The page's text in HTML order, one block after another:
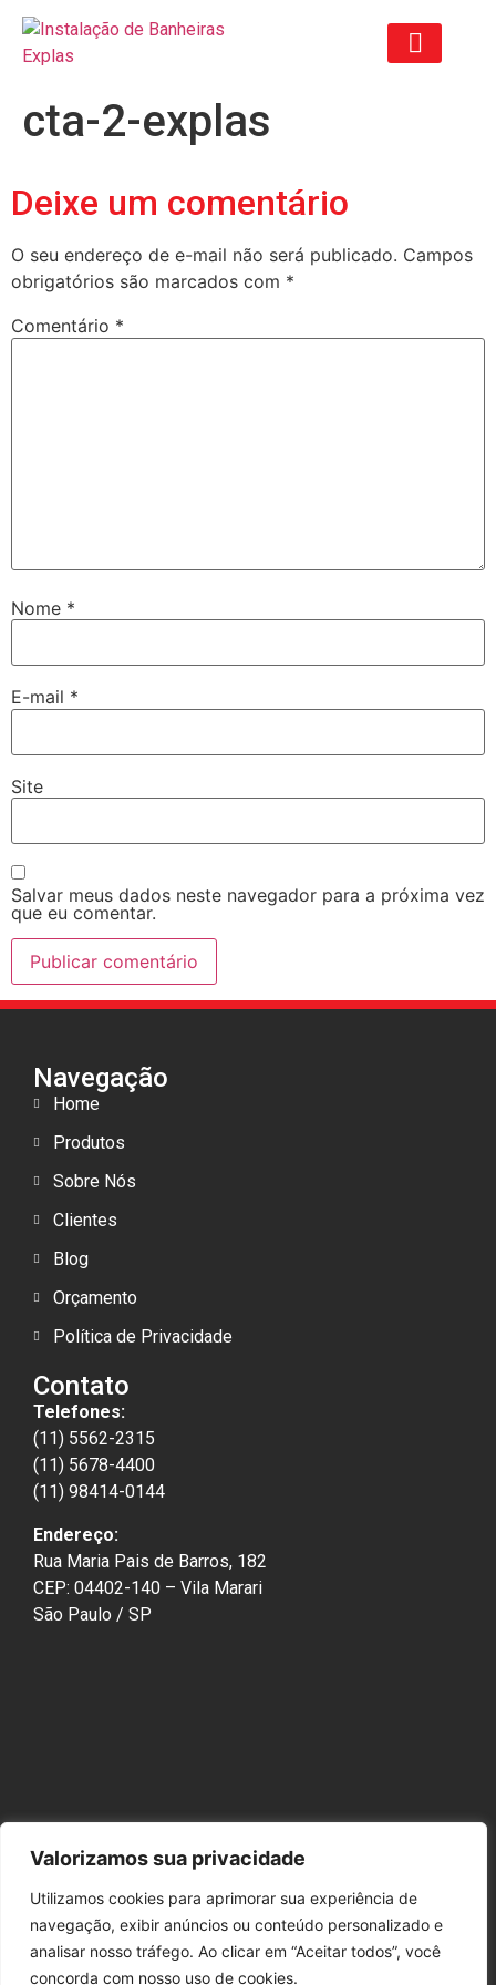
Valorizamos sua privacidade
Utilizamos cookies para aprimorar sua experiência de
navegação, exibir anúncios ou conteúdo personalizado e
analisar nosso tráfego. Ao clicar em “Aceitar todos”, você
concorda com nosso uso de cookies.
cta-2-explas
Deixe um comentário
O seu endereço de e-mail não será publicado. Campos
obrigatórios são marcados com *
Comentário *
Nome *
E-mail *
Site
Salvar meus dados neste navegador para a próxima vez
que eu comentar.
Navegação
Home
Produtos
Sobre Nós
Clientes
Blog
Orçamento
Política de Privacidade
Contato
Telefones:
(11) 5562-2315
(11) 5678-4400
(11) 98414-0144
Endereço:
Rua Maria Pais de Barros, 182
CEP: 04402-140 – Vila Marari
São Paulo / SP